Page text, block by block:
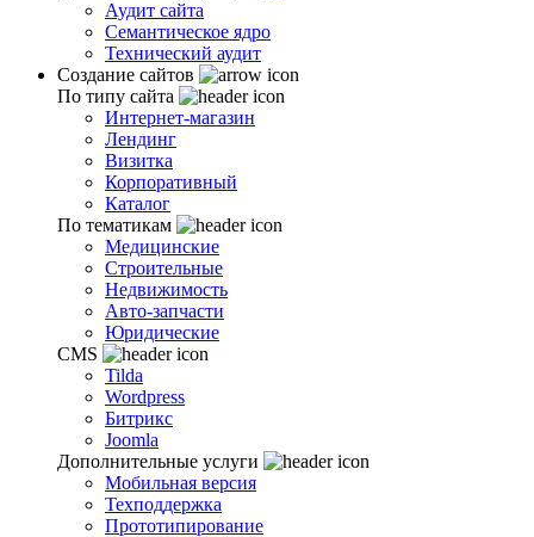
Аудит сайта
Семантическое ядро
Технический аудит
Создание сайтов
По типу сайта
Интернет-магазин
Лендинг
Визитка
Корпоративный
Каталог
По тематикам
Медицинские
Строительные
Недвижимость
Авто-запчасти
Юридические
CMS
Tilda
Wordpress
Битрикс
Joomla
Дополнительные услуги
Мобильная версия
Техподдержка
Прототипирование